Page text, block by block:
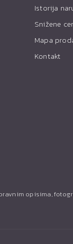
Istorija
Snižene
Mapa
Kontakt
opisima,